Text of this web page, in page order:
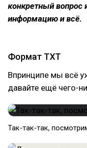
конкретный вопрос
информацию и всё.
Формат TXT
Впринципе мы всё
давайте ещё чего-
Так-так-так,